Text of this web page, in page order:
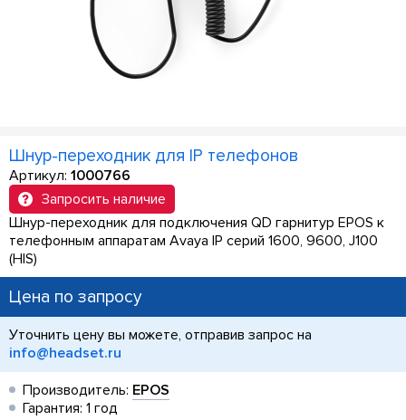
Шнур-переходник для IP телефонов
Артикул: 1000766
Запросить наличие
Шнур-переходник для подключения QD гарнитур EPOS к
телефонным аппаратам Avaya IP серий 1600, 9600, J100
(HIS)
Цена по запросу
Уточнить цену вы можете, отправив запрос на
info@headset.ru
Производитель: EPOS
Гарантия: 1 год